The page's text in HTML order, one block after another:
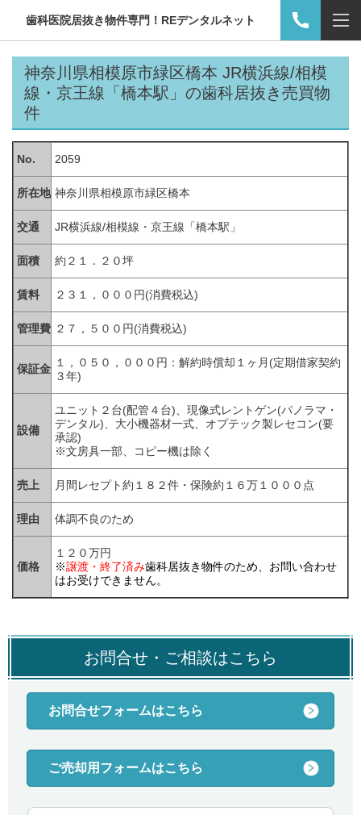
歯科医院居抜き物件専門！REデンタルネット
神奈川県相模原市緑区橋本 JR横浜線/相模
線・京王線「橋本駅」の歯科居抜き売買物
件
No. 2059
所在地 神奈川県相模原市緑区橋本
交通 JR横浜線/相模線・京王線「橋本駅」
面積 約２１．２０坪
賃料 ２３１，０００円(消費税込)
管理費 ２７，５００円(消費税込)
保証金 １，０５０，０００円：解約時償却１ヶ月(定期借家契約
３年)
設備
ユニット２台(配管４台)、現像式レントゲン(パノラマ・
デンタル)、大小機器材一式、オプテック製レセコン(要
承認)
※文房具一部、コピー機は除く
売上 月間レセプト約１８２件・保険約１６万１０００点
理由 体調不良のため
価格
１２０万円
※譲渡・終了済み歯科居抜き物件のため、お問い合わせ
はお受けできません。
お問合せ・ご相談はこちら
お問合せフォームはこちら
ご売却用フォームはこちら